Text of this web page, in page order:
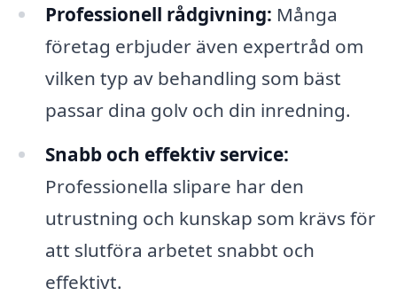
Professionell rådgivning: Många
företag erbjuder även expertråd om
vilken typ av behandling som bäst
passar dina golv och din inredning.
Snabb och effektiv service:
Professionella slipare har den
utrustning och kunskap som krävs för
att slutföra arbetet snabbt och
effektivt.